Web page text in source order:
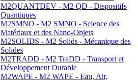
M2QUANTDEV - M2 QD - Dispositifs
Quantiques
M2SMNO - M2 SMNO - Science des
Matériaux et des Nano-Objets
M2SOLIDS - M2 Solids - Mécanique des
Solides
M2TRADD - M2 TraDD - Transport et
Développement Durable
M2WAPE - M2 WAPE - Eau, Air,